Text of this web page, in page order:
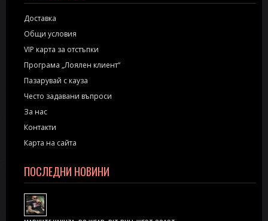
Доставка
Общи условия
VIP карта за отстъпки
Програма „Лоялен клиент“
Пазарувай с кауза
Често задавани въпроси
За нас
Контакти
Карта на сайта
ПОСЛЕДНИ НОВИНИ